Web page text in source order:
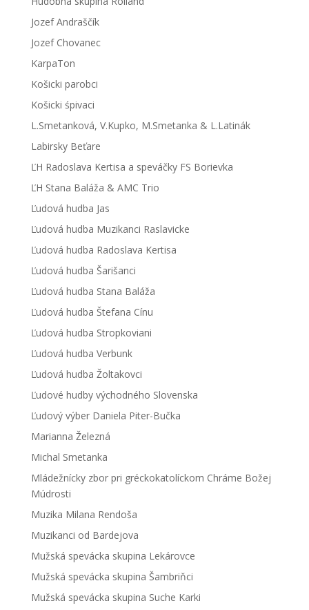
Jozef Andraščík
Jozef Chovanec
KarpaTon
Košicki parobci
Košicki śpivaci
L.Smetanková, V.Kupko, M.Smetanka & L.Latinák
Labirsky Beťare
ĽH Radoslava Kertisa a speváčky FS Borievka
ĽH Stana Baláža & AMC Trio
Ľudová hudba Jas
Ľudová hudba Muzikanci Raslavicke
Ľudová hudba Radoslava Kertisa
Ľudová hudba Šarišanci
Ľudová hudba Stana Baláža
Ľudová hudba Štefana Cínu
Ľudová hudba Stropkoviani
Ľudová hudba Verbunk
Ľudová hudba Žoltakovci
Ľudové hudby východného Slovenska
Ľudový výber Daniela Piter-Bučka
Marianna Železná
Michal Smetanka
Mládežnícky zbor pri gréckokatolíckom Chráme Božej
Múdrosti
Muzika Milana Rendoša
Muzikanci od Bardejova
Mužská spevácka skupina Lekárovce
Mužská spevácka skupina Šambriňci
Mužská spevácka skupina Suche Karki